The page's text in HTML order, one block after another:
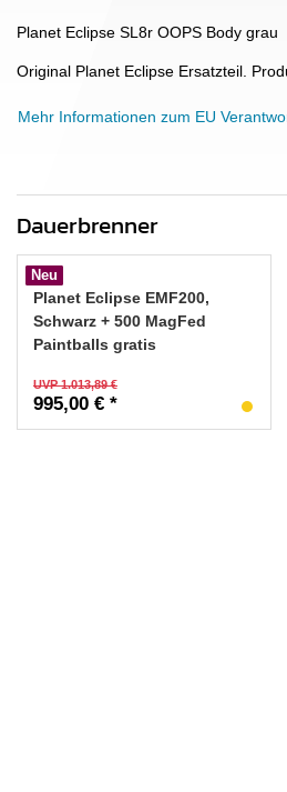
Planet Eclipse SL8r OOPS Body grau
Original Planet Eclipse Ersatzteil.
Mehr Informationen zum EU
Dauerbrenner
Neu
Planet Eclipse EMF200,
Schwarz + 500 MagFed
Paintballs gratis
UVP 1.013,89 €
995,00 € *